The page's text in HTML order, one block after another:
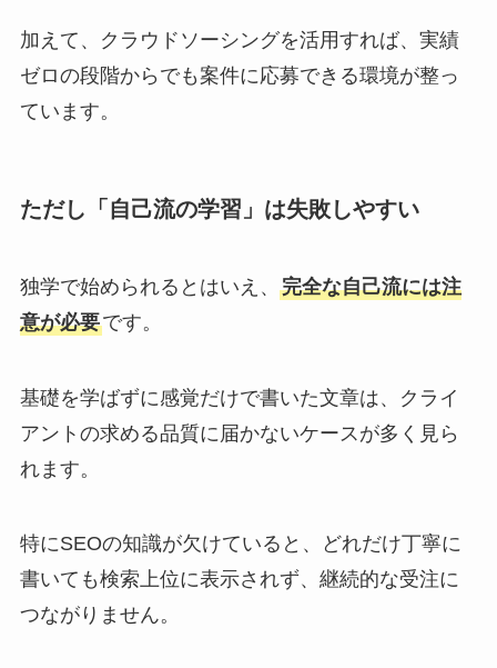
加えて、クラウドソーシングを活用すれば、実績
ゼロの段階からでも案件に応募できる環境が整っ
ています。
ただし「自己流の学習」は失敗しやすい
独学で始められるとはいえ、 完全な自己流には注
意が必要です。
基礎を学ばずに感覚だけで書いた文章は、クライ
アントの求める品質に届かないケースが多く見ら
れます。
特にSEOの知識が欠けていると、どれだけ丁寧に
書いても検索上位に表示されず、継続的な受注に
つながりません。